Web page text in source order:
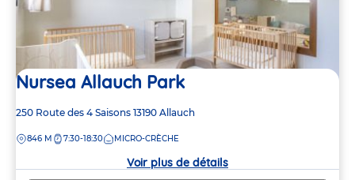
Nursea Allauch Park
Adresse
la
250 Route des 4 Saisons 13190 Allauch
DISTANCE
846 M 7:30-18:30 MICRO-CRÈCHE
Voir plus de détails